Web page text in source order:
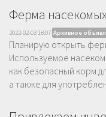
Ферма
2022-02-03 18:07 Архивное
Планирую открыть
Используемое
как безопасный корм
а также для